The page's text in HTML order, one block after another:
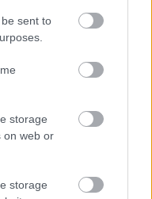
sent to
storage
on web or
storage